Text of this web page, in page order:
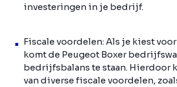
investeringen in je bedrijf.
Fiscale voordelen:Als je kiest
komt de Peugeot Boxer
bedrijfsbalans te staan. Hierdoor
van diverse fiscale voordelen,